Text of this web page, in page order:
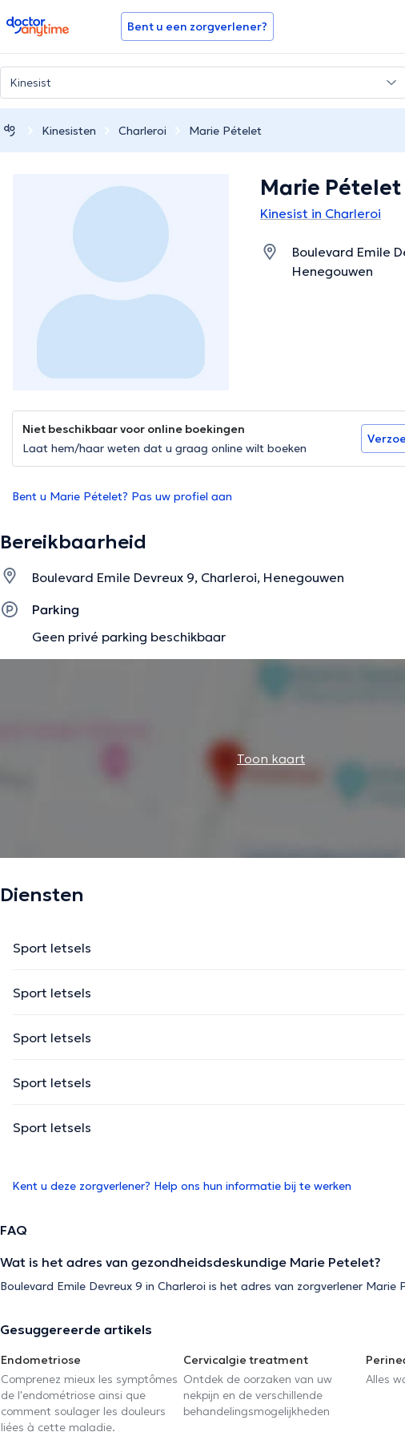
doctoranytime Bent u een zorgverlener?
Kinesisten Charleroi Marie Pételet
Marie Pételet
Kinesist in Charleroi
Boulevard Emile
Henegouwen
Niet beschikbaar voor online boekingen
Laat hem/haar weten dat u graag online wilt boeken
Bent u Marie Pételet? Pas uw profiel aan
Bereikbaarheid
Boulevard Emile Devreux 9, Charleroi, Henegouwen
Parking
Geen privé parking beschikbaar
Toon kaart
Diensten
Sport letsels
Sport letsels
Sport letsels
Sport letsels
Sport letsels
Kent u deze zorgverlener? Help ons hun informatie bij te werken
FAQ
Wat is het adres van gezondheidsdeskundige Marie Petelet?
Boulevard Emile Devreux 9 in Charleroi is het adres van zorgverlener Marie
Gesuggereerde artikels
Endometriose
Comprenez mieux les symptômes
de l'endométriose ainsi que
comment soulager les douleurs
liées à cette maladie.
Cervicalgie treatment
Ontdek de oorzaken van uw
nekpijn en de verschillende
behandelingsmogelijkheden
Alles